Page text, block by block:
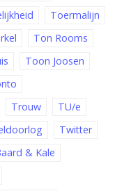
Toermalijn
Ton Rooms
Toon Joosen
Trouw
TU/e
Twitter
& Kale